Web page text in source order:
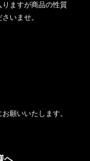
ますが商品の性質
いませ。
願いいたします。
へ